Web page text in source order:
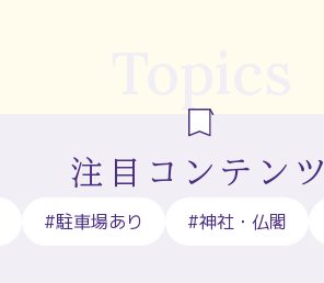
注目コンテンツ
#駐車場あり #神社・仏閣